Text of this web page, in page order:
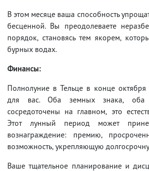
В этом месяце ваша способность
бесценной. Вы преодолеваете
порядок, становясь тем якорем,
бурных водах.
Финансы:
Полнолуние в Тельце в конце октября
для вас. Оба земных знака, оба
сосредоточены на главном, это
Этот лунный период может
вознаграждение: премию,
возможность, укрепляющую
Ваше тщательное планирование и